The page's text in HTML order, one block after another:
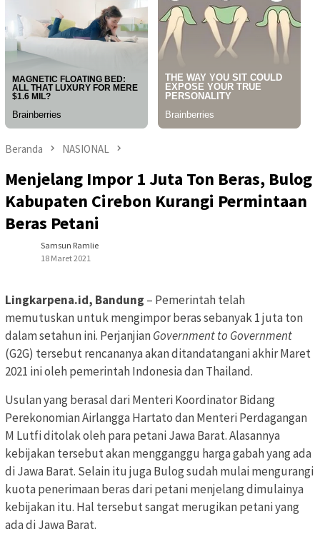
Beranda NASIONAL
Menjelang Impor 1 Juta Ton Beras, Bulog
Kabupaten Cirebon Kurangi Permintaan
Beras Petani
Samsun Ramlie
18 Maret 2021
Lingkarpena.id, Bandung – Pemerintah telah
memutuskan untuk mengimpor beras sebanyak 1 juta ton
dalam setahun ini. PerjanjianGovernment to Government
(G2G) tersebut rencananya akan ditandatangani akhir Maret
2021 ini oleh pemerintah Indonesia dan Thailand.
Usulan yang berasal dari Menteri Koordinator Bidang
Perekonomian Airlangga Hartato dan Menteri Perdagangan
M Lutfi ditolak oleh para petani Jawa Barat. Alasannya
kebijakan tersebut akan mengganggu harga gabah yang ada
di Jawa Barat. Selain itu juga Bulog sudah mulai mengurangi
kuota penerimaan beras dari petani menjelang dimulainya
kebijakan itu. Hal tersebut sangat merugikan petani yang
ada di Jawa Barat.